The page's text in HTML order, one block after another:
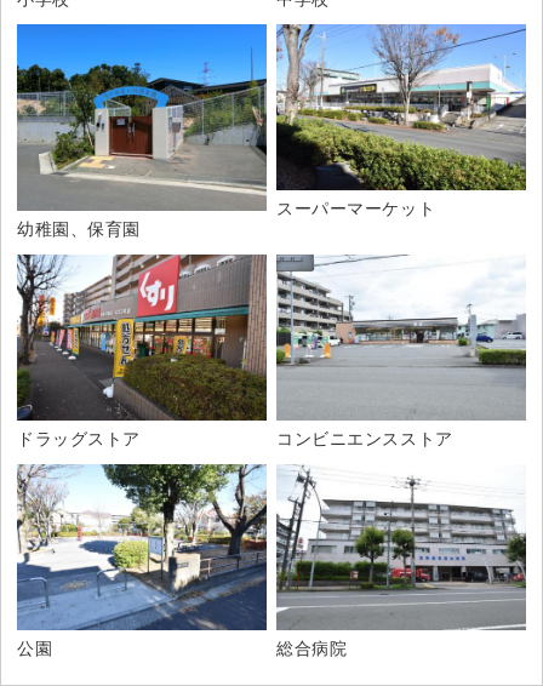
幼稚園、保育園
スーパーマーケット
ドラッグストア コンビニエンスストア
公園 総合病院